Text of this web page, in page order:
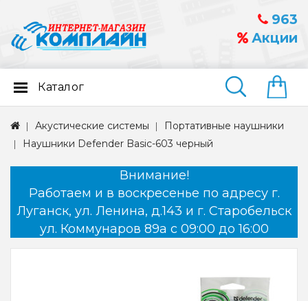
963
Акции
Найти
Каталог
Акустические системы
Портативные наушники
Наушники Defender Basic-603 черный
Внимание!
Работаем и в воскресенье по адресу г.
Луганск, ул. Ленина, д.143 и г. Старобельск
ул. Коммунаров 89а с 09:00 до 16:00